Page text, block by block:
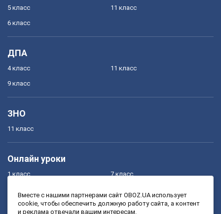
5 класс
6 класс
11 класс
ДПА
4 класс
9 класс
11 класс
ЗНО
11 класс
Онлайн уроки
1 класс
3 класс
7 класс
9 класс
Вместе с нашими партнерами сайт OBOZ.UA использует
cookie, чтобы обеспечить должную работу сайта, а контент
и реклама отвечали вашим интересам.